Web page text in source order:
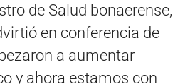
de Salud bonaerense,
en conferencia de
a aumentar
y ahora estamos con